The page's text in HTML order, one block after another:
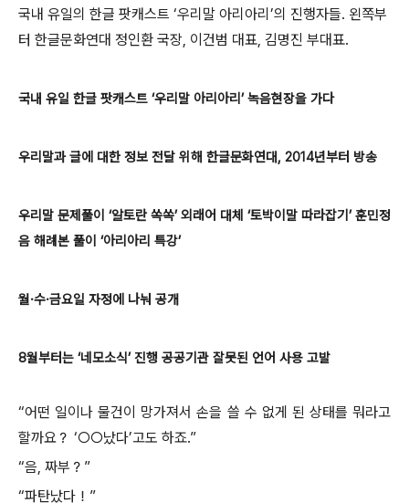
국내 유일의 한글 팟캐스트 ‘우리말 아리아리’의 진행자들. 왼쪽부
터 한글문화연대 정인환 국장, 이건범 대표, 김명진 부대표.
국내 유일 한글 팟캐스트 ‘우리말 아리아리’ 녹음현장을 가다
우리말과 글에 대한 정보 전달 위해 한글문화연대, 2014년부터 방송
우리말 문제풀이 ‘알토란 쏙쏙’ 외래어 대체 ‘토박이말 따라잡기’ 훈민정
음 해례본 풀이 ‘아리아리 특강’
월·수·금요일 자정에 나눠 공개
8월부터는 ‘네모소식’ 진행 공공기관 잘못된 언어 사용 고발
“어떤 일이나 물건이 망가져서 손을 쓸 수 없게 된 상태를 뭐라고
할까요？ ‘○○났다’고도 하죠.”
“음, 짜부？”
“파탄났다！”